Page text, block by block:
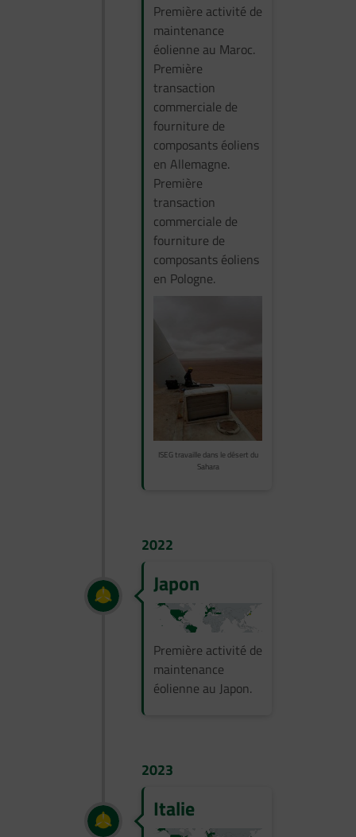
Première activité de
maintenance
éolienne au Maroc.
Première
transaction
commerciale de
fourniture de
composants éoliens
en Allemagne.
Première
transaction
commerciale de
fourniture de
composants éoliens
en Pologne.
ISEG travaille dans le désert du
Sahara
2022
Japon
Première activité de
maintenance
éolienne au Japon.
2023
Italie